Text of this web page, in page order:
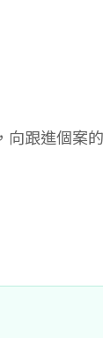
跟進個